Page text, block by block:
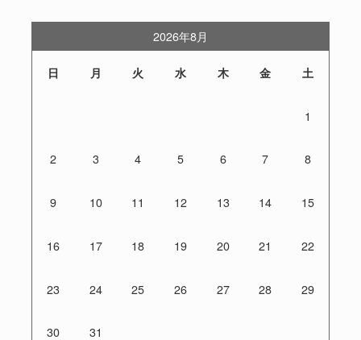
2026年8月
日 月 火 水 木 金 土
1
2 3 4 5 6 7 8
9 10 11 12 13 14 15
16 17 18 19 20 21 22
23 24 25 26 27 28 29
30 31